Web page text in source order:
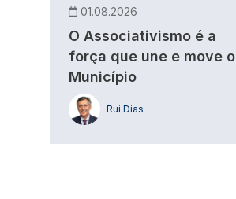
01.08.2026
O Associativismo é a
força que une e move o
Município
Rui Dias